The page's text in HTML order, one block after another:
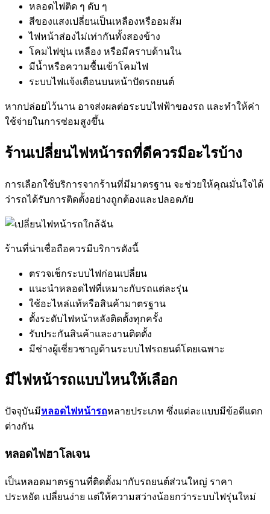
หลอดไฟติด ๆ ดับ ๆ
สีของแสงเปลี่ยนเป็นเหลืองหรืออมส้ม
ไฟหน้าส่องไม่เท่ากันทั้งสองข้าง
โคมไฟขุ่น เหลือง หรือมีคราบด้านใน
มีน้ำหรือความชื้นเข้าโคมไฟ
ระบบไฟแจ้งเตือนบนหน้าปัดรถยนต์
หากปล่อยไว้นาน อาจส่งผลต่อระบบไฟฟ้าของรถ และทำให้ค่า
ใช้จ่ายในการซ่อมสูงขึ้น
ร้านเปลี่ยนไฟหน้ารถที่ดีควรมีอะไรบ้าง
การเลือกใช้บริการจากร้านที่มีมาตรฐาน จะช่วยให้คุณมั่นใจได้
ว่ารถได้รับการติดตั้งอย่างถูกต้องและปลอดภัย
ร้านที่น่าเชื่อถือควรมีบริการดังนี้
ตรวจเช็กระบบไฟก่อนเปลี่ยน
แนะนำหลอดไฟที่เหมาะกับรถแต่ละรุ่น
ใช้อะไหล่แท้หรือสินค้ามาตรฐาน
ตั้งระดับไฟหน้าหลังติดตั้งทุกครั้ง
รับประกันสินค้าและงานติดตั้ง
มีช่างผู้เชี่ยวชาญด้านระบบไฟรถยนต์โดยเฉพาะ
มีไฟหน้ารถแบบไหนให้เลือก
ปัจจุบันมีหลอดไฟหน้ารถหลายประเภท ซึ่งแต่ละแบบมีข้อดีแตก
ต่างกัน
หลอดไฟฮาโลเจน
เป็นหลอดมาตรฐานที่ติดตั้งมากับรถยนต์ส่วนใหญ่ ราคา
ประหยัด เปลี่ยนง่าย แต่ให้ความสว่างน้อยกว่าระบบไฟรุ่นใหม่